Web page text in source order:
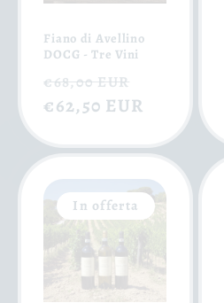
Fiano di Avellino
DOCG - Tre Vini
Prezzo
di
€68,00 EUR
scontato
€62,50 EUR
In offerta